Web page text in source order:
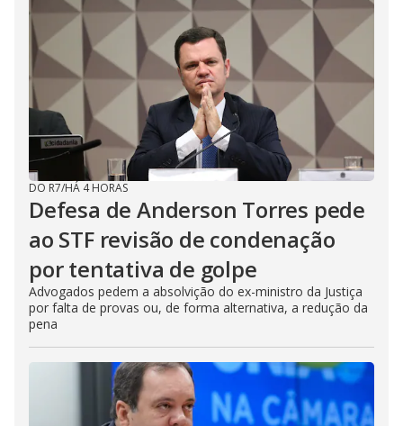
DO R7/HÁ 4 HORAS
Defesa de Anderson Torres pede
ao STF revisão de condenação
por tentativa de golpe
Advogados pedem a absolvição do ex-ministro da Justiça
por falta de provas ou, de forma alternativa, a redução da
pena